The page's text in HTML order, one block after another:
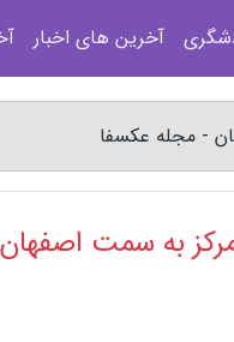
- مجله عکسفا
به سمت اصفهان
آخرین های اخبار